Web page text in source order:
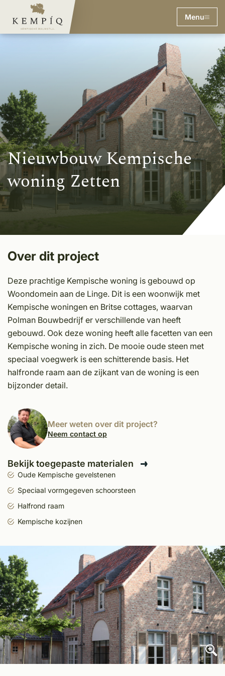
Menu
Nieuwbouw Kempische
woning Zetten
Over dit project
Deze prachtige Kempische woning is gebouwd op
Woondomein aan de Linge. Dit is een woonwijk met
Kempische woningen en Britse cottages, waarvan
Polman Bouwbedrijf er verschillende van heeft
gebouwd. Ook deze woning heeft alle facetten van een
Kempische woning in zich. De mooie oude steen met
speciaal voegwerk is een schitterende basis. Het
halfronde raam aan de zijkant van de woning is een
bijzonder detail.
Meer weten over dit project?
Neem contact op
Bekijk toegepaste materialen
Oude Kempische gevelstenen
Speciaal vormgegeven schoorsteen
Halfrond raam
Kempische kozijnen